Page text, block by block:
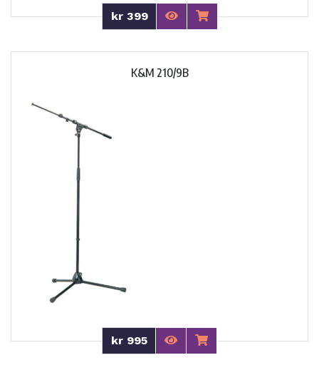
kr 399
K&M 210/9B
kr 995